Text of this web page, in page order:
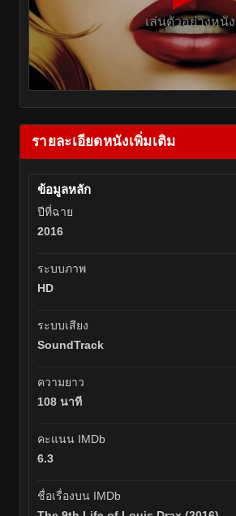
เล่นตัวอย่างหนัง
รายละเอียดหนังเพิ่มเติม
ข้อมูลหลัก
ปีที่ฉาย
2016
ระบบภาพ
HD
ระบบเสียง
SoundTrack
ความยาว
108 นาที
คะแนน IMDb
6.3
ชื่อเรื่องบน IMDb